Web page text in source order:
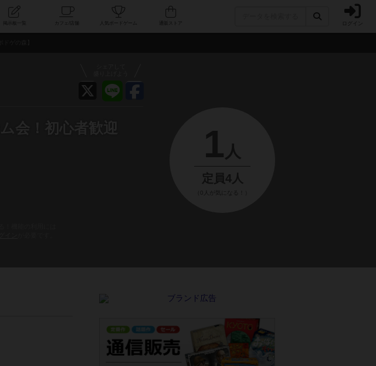
ニティ 人気ボードゲーム ログイン
会！初心者歓迎
1 人
定員4人
（0人が気になる！）